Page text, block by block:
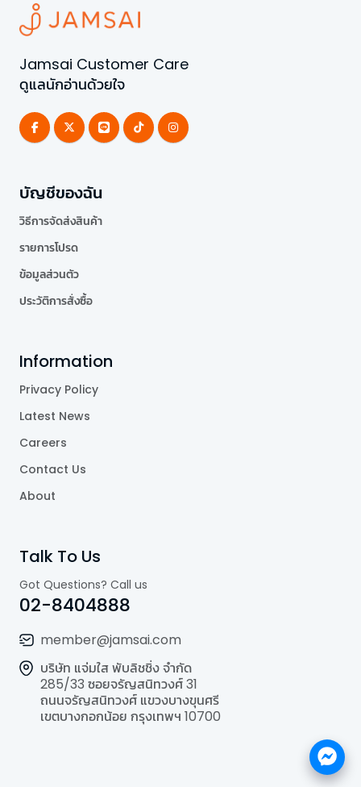
Jamsai Customer Care
ดูแลนักอ่านด้วยใจ
บัญชีของฉัน
วิธีการจัดส่งสินค้า
รายการโปรด
ข้อมูลส่วนตัว
ประวัติการสั่งซื้อ
Information
Privacy Policy
Latest News
Careers
Contact Us
About
Talk To Us
Got Questions? Call us
02-8404888
member@jamsai.com
บริษัท แจ่มใส พับลิชชิ่ง จำกัด
285/33 ซอยจรัญสนิทวงศ์ 31
ถนนจรัญสนิทวงศ์ แขวงบางขุนศรี
เขตบางกอกน้อย กรุงเทพฯ 10700